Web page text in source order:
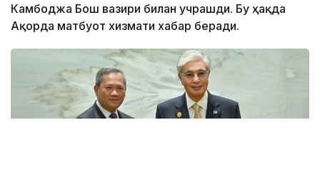
Камбоджа Бош вазири билан учрашди. Бу ҳақда
Ақорда матбуот хизмати хабар беради.